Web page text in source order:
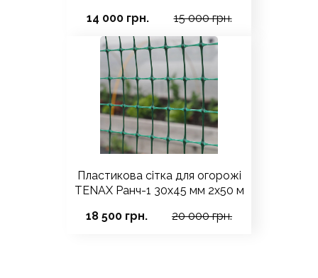
14 000 грн.
15 000 грн.
Пластикова сітка для огорожі
TENAX Ранч-1 30х45 мм 2х50 м
18 500 грн.
20 000 грн.